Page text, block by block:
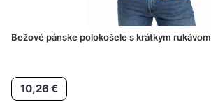
Bežové pánske polokošele s krátkym rukávom
Cena
10,26 €